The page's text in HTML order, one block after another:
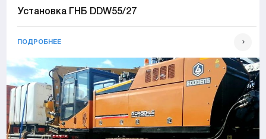
Установка ГНБ DDW55/27
ПОДРОБНЕЕ